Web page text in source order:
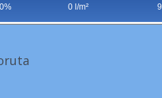
0% 0 l/m²